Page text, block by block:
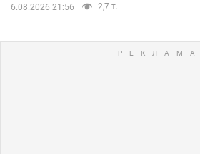
6.08.2026 21:56 2,7 т.